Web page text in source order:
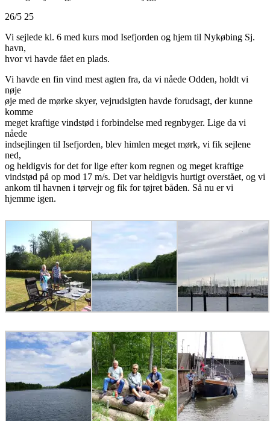
26/5 25
Vi sejlede kl. 6 med kurs mod Isefjorden og hjem til Nykøbing Sj.
havn,
hvor vi havde fået en plads.
Vi havde en fin vind mest agten fra, da vi nåede Odden, holdt vi
nøje
øje med de mørke skyer, vejrudsigten havde forudsagt, der kunne
komme
meget kraftige vindstød i forbindelse med regnbyger. Lige da vi
nåede
indsejlingen til Isefjorden, blev himlen meget mørk, vi fik sejlene
ned,
og heldigvis for det for lige efter kom regnen og meget kraftige
vindstød på op mod 17 m/s. Det var heldigvis hurtigt overstået, og vi
ankom til havnen i tørvejr og fik for tøjret båden. Så nu er vi
hjemme igen.